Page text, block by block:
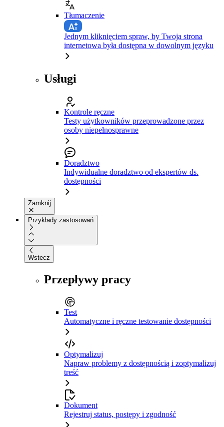
Tłumaczenie
Jednym kliknięciem spraw, by Twoja strona
internetowa była dostępna w dowolnym języku
Usługi
Kontrole ręczne
Testy użytkowników przeprowadzone przez
osoby niepełnosprawne
Doradztwo
Indywidualne doradztwo od ekspertów ds.
dostępności
Zamknij
Przykłady zastosowań
Wstecz
Przepływy pracy
Test
Automatyczne i ręczne testowanie dostępności
Optymalizuj
Napraw problemy z dostępnością i zoptymalizuj
treść
Dokument
Rejestruj status, postępy i zgodność